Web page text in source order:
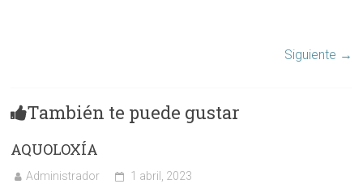
Siguiente →
También te puede gustar
AQUOLOXÍA
Administrador 1 abril, 2023